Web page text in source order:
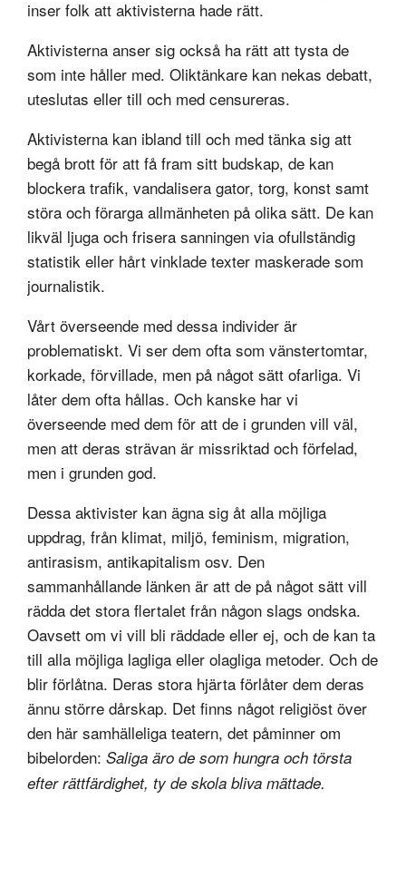
inser folk att aktivisterna hade rätt.
Aktivisterna anser sig också ha rätt att tysta de
som inte håller med. Oliktänkare kan nekas debatt,
uteslutas eller till och med censureras.
Aktivisterna kan ibland till och med tänka sig att
begå brott för att få fram sitt budskap, de kan
blockera trafik, vandalisera gator, torg, konst samt
störa och förarga allmänheten på olika sätt. De kan
likväl ljuga och frisera sanningen via ofullständig
statistik eller hårt vinklade texter maskerade som
journalistik.
Vårt överseende med dessa individer är
problematiskt. Vi ser dem ofta som vänstertomtar,
korkade, förvillade, men på något sätt ofarliga. Vi
låter dem ofta hållas. Och kanske har vi
överseende med dem för att de i grunden vill väl,
men att deras strävan är missriktad och förfelad,
men i grunden god.
Dessa aktivister kan ägna sig åt alla möjliga
uppdrag, från klimat, miljö, feminism, migration,
antirasism, antikapitalism osv. Den
sammanhållande länken är att de på något sätt vill
rädda det stora flertalet från någon slags ondska.
Oavsett om vi vill bli räddade eller ej, och de kan ta
till alla möjliga lagliga eller olagliga metoder. Och de
blir förlåtna. Deras stora hjärta förlåter dem deras
ännu större dårskap. Det finns något religiöst över
den här samhälleliga teatern, det påminner om
bibelorden: Saliga äro de som hungra och törsta
efter rättfärdighet, ty de skola bliva mättade.